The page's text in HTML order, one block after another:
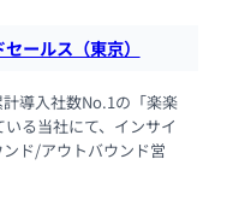
ールス（東京）
導入社数No.1の「楽楽
る当社にて、インサイ
ド/アウトバウンド営